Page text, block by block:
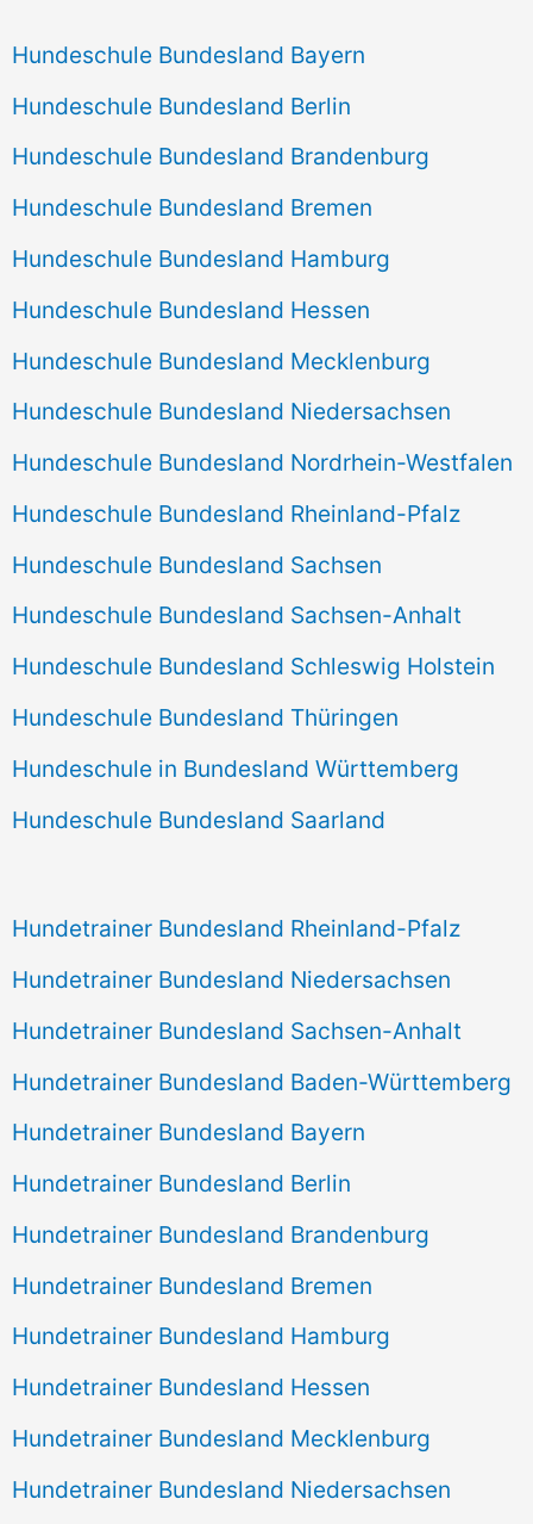
Hundeschule Bundesland Bayern
Hundeschule Bundesland Berlin
Hundeschule Bundesland Brandenburg
Hundeschule Bundesland Bremen
Hundeschule Bundesland Hamburg
Hundeschule Bundesland Hessen
Hundeschule Bundesland Mecklenburg
Hundeschule Bundesland Niedersachsen
Hundeschule Bundesland Nordrhein-Westfalen
Hundeschule Bundesland Rheinland-Pfalz
Hundeschule Bundesland Sachsen
Hundeschule Bundesland Sachsen-Anhalt
Hundeschule Bundesland Schleswig Holstein
Hundeschule Bundesland Thüringen
Hundeschule in Bundesland Württemberg
Hundeschule Bundesland Saarland
Hundetrainer Bundesland Rheinland-Pfalz
Hundetrainer Bundesland Niedersachsen
Hundetrainer Bundesland Sachsen-Anhalt
Hundetrainer Bundesland Baden-Württemberg
Hundetrainer Bundesland Bayern
Hundetrainer Bundesland Berlin
Hundetrainer Bundesland Brandenburg
Hundetrainer Bundesland Bremen
Hundetrainer Bundesland Hamburg
Hundetrainer Bundesland Hessen
Hundetrainer Bundesland Mecklenburg
Hundetrainer Bundesland Niedersachsen